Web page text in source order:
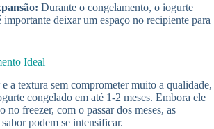
Durante o congelamento, o iogurte
importante deixar um espaço no recipiente para
Ideal
a textura sem comprometer muito a qualidade,
congelado em até 1-2 meses. Embora ele
no freezer, com o passar dos meses, as
podem se intensificar.